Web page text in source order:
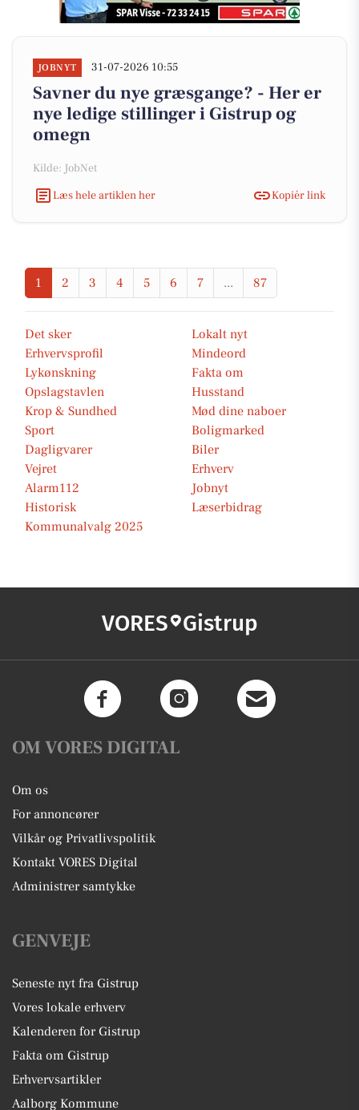
JOBNYT 31-07-2026 10:55
Savner du nye græsgange? - Her er
nye ledige stillinger i Gistrup og
omegn
Kilde: JobNet
Læs hele artiklen her
Kopiér link
1 2 3 4 5 6 7 ... 87
Det sker
Lokalt nyt
Erhvervsprofil
Mindeord
Lykønskning
Fakta om
Opslagstavlen
Husstand
Krop & Sundhed
Mød dine naboer
Sport
Boligmarked
Dagligvarer
Biler
Vejret
Erhverv
Alarm112
Jobnyt
Historisk
Læserbidrag
Kommunalvalg 2025
VORES Gistrup
OM VORES DIGITAL
Om os
For annoncører
Vilkår og Privatlivspolitik
Kontakt VORES Digital
Administrer samtykke
GENVEJE
Seneste nyt fra Gistrup
Vores lokale erhverv
Kalenderen for Gistrup
Fakta om Gistrup
Erhvervsartikler
Aalborg Kommune